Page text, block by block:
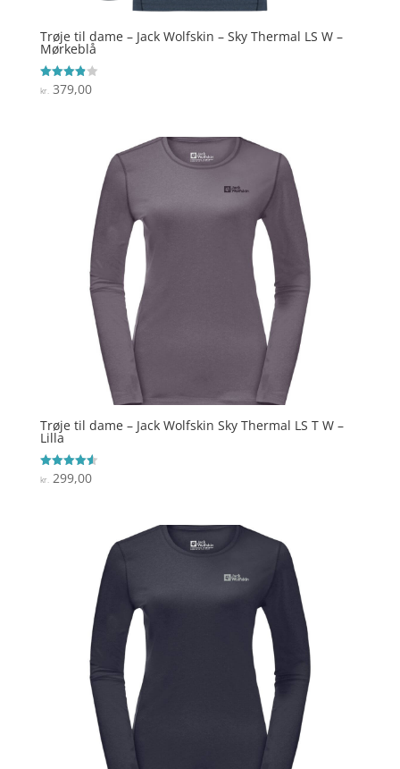
Trøje til dame – Jack Wolfskin – Sky Thermal LS W –
Mørkeblå
Vurderet
3.9
kr.379,00
Trøje til dame – Jack Wolfskin Sky Thermal LS T W –
Lilla
Vurderet
4.6
kr.299,00